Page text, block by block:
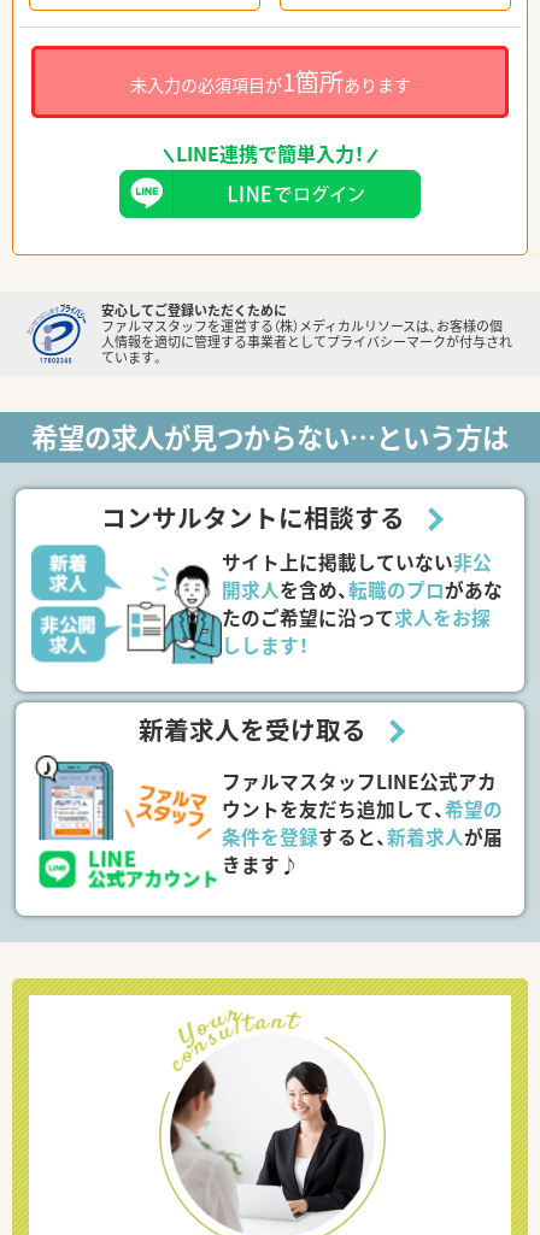
未入力の必須項目が1箇所あります
LINE連携で簡単入力！
安心してご登録いただくために
ファルマスタッフを運営する（株）メディカルリソースは、お客様の個
人情報を適切に管理する事業者としてプライバシーマークが付与され
ています。
希望の求人が見つからない…という方は
コンサルタントに相談する
サイト上に掲載していない非公
開求人を含め、転職のプロがあな
たのご希望に沿って求人をお探
しします！
新着求人を受け取る
ファルマスタッフLINE公式アカ
ウントを友だち追加して、希望の
条件を登録すると、新着求人が届
きます♪